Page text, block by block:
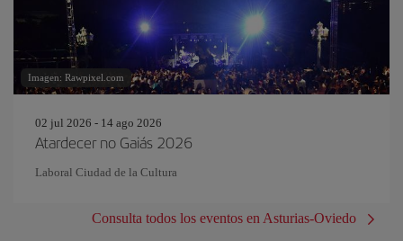
Imagen: Rawpixel.com
02 jul 2026 - 14 ago 2026
Atardecer no Gaiás 2026
Laboral Ciudad de la Cultura
Consulta todos los eventos en Asturias-Oviedo